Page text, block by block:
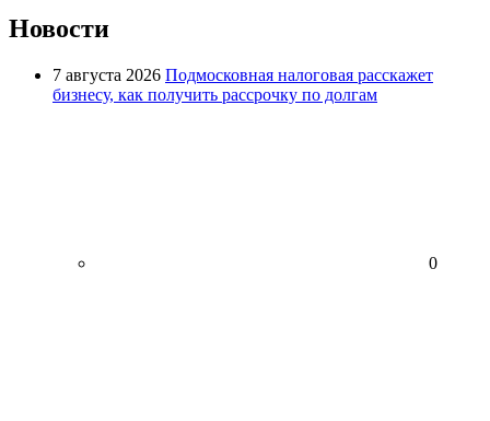
Новости
7 августа 2026 Подмосковная налоговая расскажет
бизнесу, как получить рассрочку по долгам
0